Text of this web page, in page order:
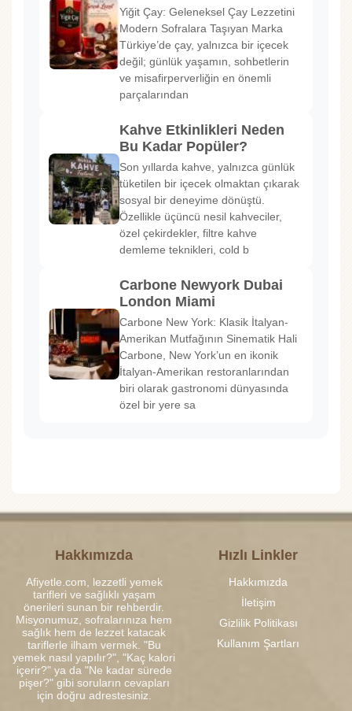
Yiğit Çay: Geleneksel Çay Lezzetini
Modern Sofralara Taşıyan Marka
Türkiye’de çay, yalnızca bir içecek
değil; günlük yaşamın, sohbetlerin
ve misafirperverliğin en önemli
parçalarından
Kahve Etkinlikleri Neden
Bu Kadar Popüler?
Son yıllarda kahve, yalnızca günlük
tüketilen bir içecek olmaktan çıkarak
sosyal bir deneyime dönüştü.
Özellikle üçüncü nesil kahveciler,
özel çekirdekler, filtre kahve
demleme teknikleri, cold b
Carbone Newyork Dubai
London Miami
Carbone New York: Klasik İtalyan-
Amerikan Mutfağının Sinematik Hali
Carbone, New York’un en ikonik
İtalyan-Amerikan restoranlarından
biri olarak gastronomi dünyasında
özel bir yere sa
Hakkımızda
Afiyetle.com, lezzetli yemek
tarifleri ve sağlıklı yaşam
önerileri sunan bir rehberdir.
Misyonumuz, sofralarınıza hem
sağlık hem de lezzet katacak
tariflerle ilham vermek. "Bu
yemek nasıl yapılır?", "Kaç kalori
içerir?" ya da "Ne kadar sürede
pişer?" gibi soruların cevapları
için doğru adrestesiniz.
Hızlı Linkler
Hakkımızda
İletişim
Gizlilik Politikası
Kullanım Şartları